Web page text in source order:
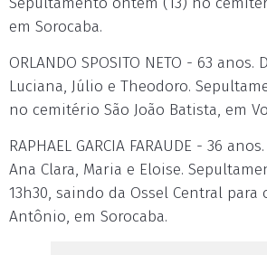
em Sorocaba.
ORLANDO SPOSITO NETO - 63
Luciana, Júlio e Theodoro.
no cemitério São João Batista, em
RAPHAEL GARCIA FARAUDE - 36
Ana Clara, Maria e Eloise.
13h30, saindo da Ossel Central
Antônio, em Sorocaba.